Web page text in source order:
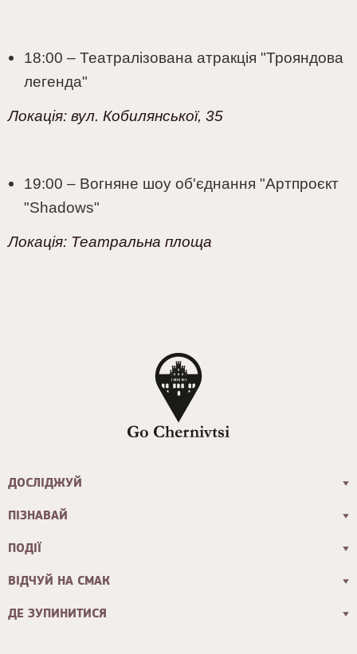
18:00 – Театралізована атракція "Трояндова
легенда"
Локація: вул. Кобилянської, 35
19:00 – Вогняне шоу об'єднання "Артпроєкт
"Shadows"
Локація: Театральна площа
ДОСЛІДЖУЙ
ПІЗНАВАЙ
ПОДІЇ
ВІДЧУЙ НА СМАК
ДЕ ЗУПИНИТИСЯ